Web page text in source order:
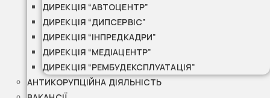
ДИРЕКЦІЯ “АВТОЦЕНТР”
ДИРЕКЦІЯ “ДИПСЕРВІС”
ДИРЕКЦІЯ “ІНПРЕДКАДРИ”
ДИРЕКЦІЯ “МЕДІАЦЕНТР”
ДИРЕКЦІЯ “РЕМБУДЕКСПЛУАТАЦІЯ”
АНТИКОРУПЦІЙНА ДІЯЛЬНІСТЬ